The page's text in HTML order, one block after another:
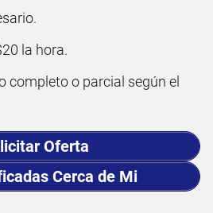
la hora.
completo o parcial según el
Oferta
Cerca de Mi